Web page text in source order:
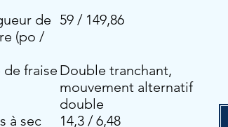
de
(po /
59 / 149,86
de fraise Double tranchant,
mouvement alternatif
double
à sec 14,3 / 6,48